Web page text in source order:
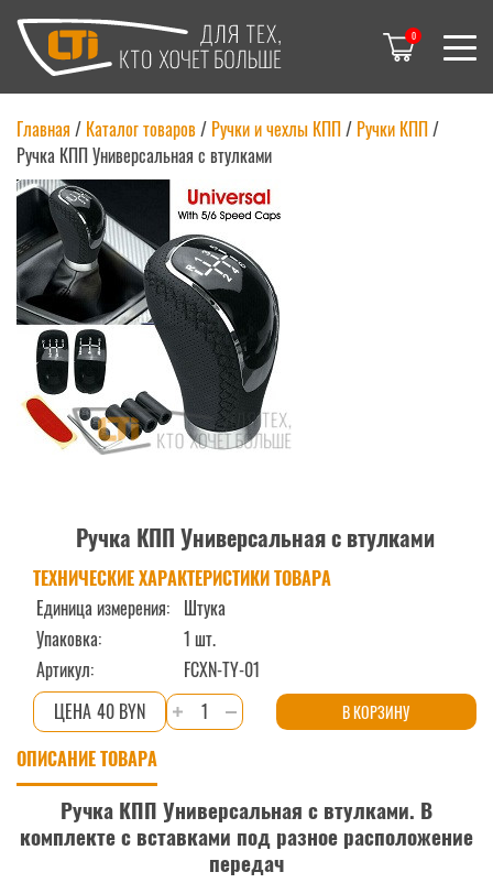
0
Главная / Каталог товаров/ Ручки и чехлы КПП/ Ручки КПП/
Ручка КПП Универсальная с втулками
Ручка КПП Универсальная с втулками
ТЕХНИЧЕСКИЕ ХАРАКТЕРИСТИКИ ТОВАРА
Единица измерения: Штука
Упаковка:
1 шт.
Артикул:
FCXN-TY-01
40 BYN
Количество
товара
Универсальная
с
втулками
В КОРЗИНУ
ОПИСАНИЕ ТОВАРА
Ручка КПП Универсальная с втулками. В
комплекте с вставками под разное расположение
передач